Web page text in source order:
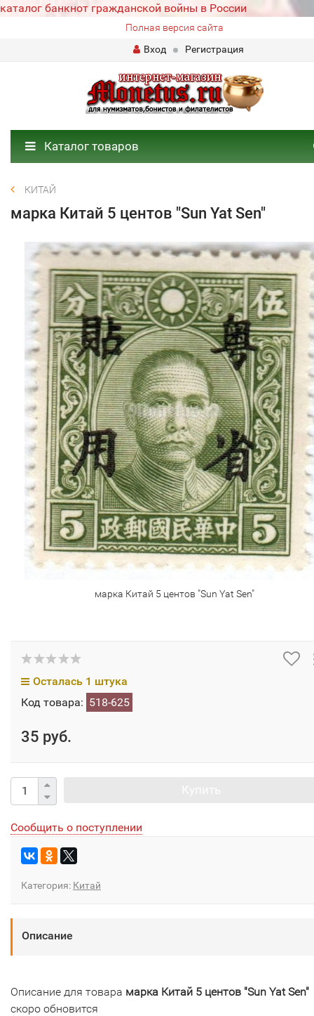
каталог банкнот гражданской войны в России
Полная версия сайта
Вход
Регистрация
Каталог товаров
КИТАЙ
марка Китай 5 центов "Sun Yat Sen"
марка Китай 5 центов "Sun Yat Sen"
Осталась 1 штука
Код товара: 518-625
35 руб.
Сообщить о поступлении
Категория: Китай
Описание
Описание для товара марка Китай 5 центов "Sun Yat Sen"
скоро обновится